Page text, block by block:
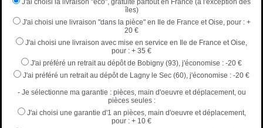
J'ai choisi la livraison "éco", gratuite partout en France (à l'exception des
îles)
J'ai choisi une livraison "dans la pièce" en Ile de France et Oise, pour :+
20 €
J'ai choisi une livraison avec mise en service en Ile de France et Oise,
pour : + 35 €
J'ai préféré un retrait au dépôt de Bobigny (93), j'économise : -20 €
J'ai préféré un retrait au dépôt de Lagny le Sec (60), j'économise : -20 €
- Je sélectionne ma garantie : pièces, main d'oeuvre et déplacement, ou
pièces seules :
J'ai choisi une garantie d'1 an pièces, main d'oeuvre et déplacement,
pour : + 10 €